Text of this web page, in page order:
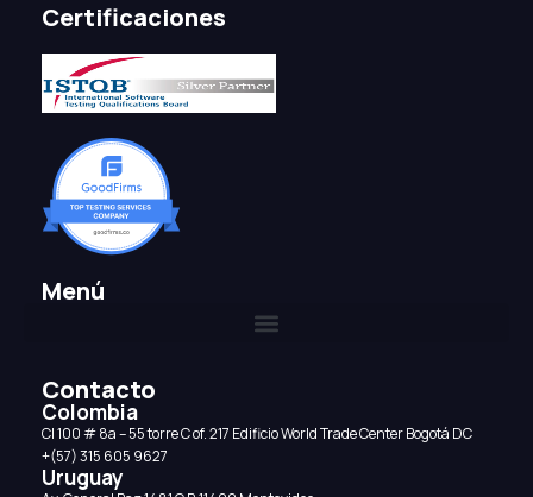
Certificaciones
Menú
Contacto
Colombia
CI 100 # 8a – 55 torre C of. 217 Edificio World Trade Center Bogotá DC
+(57) 315 605 9627
Uruguay